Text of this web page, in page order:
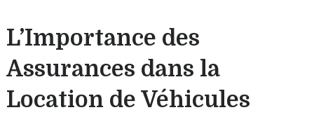
L’Importance des
Assurances dans la
Location de Véhicules